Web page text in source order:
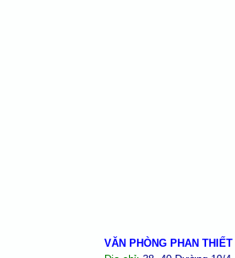
VĂN PHÒNG PHAN THIẾT